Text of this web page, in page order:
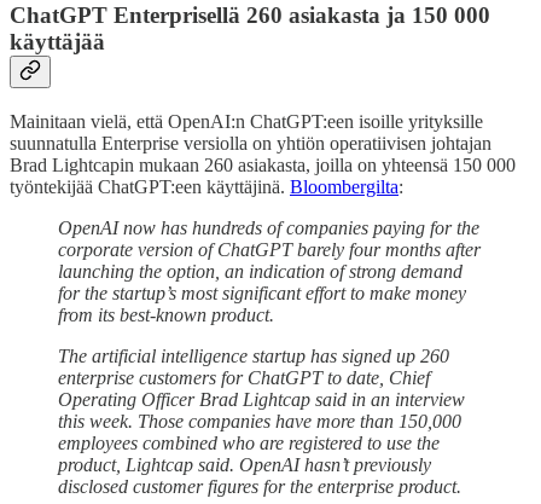
ChatGPT Enterprisellä 260 asiakasta ja 150 000
käyttäjää
Mainitaan vielä, että OpenAI:n ChatGPT:een isoille yrityksille
suunnatulla Enterprise versiolla on yhtiön operatiivisen johtajan
Brad Lightcapin mukaan 260 asiakasta, joilla on yhteensä 150 000
työntekijää ChatGPT:een käyttäjinä. Bloombergilta:
OpenAI now has hundreds of companies paying for the
corporate version of ChatGPT barely four months after
launching the option, an indication of strong demand
for the startup’s most significant effort to make money
from its best-known product.
The artificial intelligence startup has signed up 260
enterprise customers for ChatGPT to date, Chief
Operating Officer Brad Lightcap said in an interview
this week. Those companies have more than 150,000
employees combined who are registered to use the
product, Lightcap said. OpenAI hasn’t previously
disclosed customer figures for the enterprise product.